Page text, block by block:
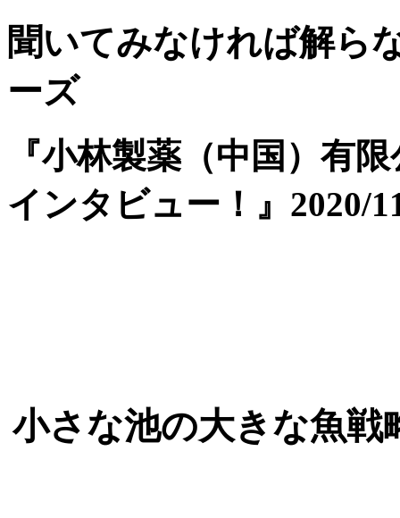
聞いてみなければ解ら
ーズ
『小林製薬（中国）
インタビュー！』2020/
小さな池の大きな魚戦